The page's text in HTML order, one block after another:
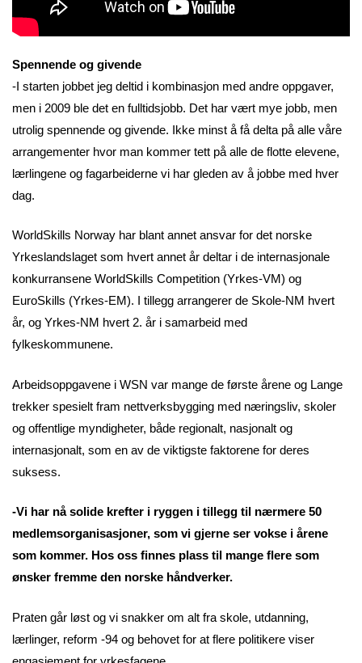
Spennende og givende
-I starten jobbet jeg deltid i kombinasjon med andre oppgaver,
men i 2009 ble det en fulltidsjobb. Det har vært mye jobb, men
utrolig spennende og givende. Ikke minst å få delta på alle våre
arrangementer hvor man kommer tett på alle de flotte elevene,
lærlingene og fagarbeiderne vi har gleden av å jobbe med hver
dag.
WorldSkills Norway har blant annet ansvar for det norske
Yrkeslandslaget som hvert annet år deltar i de internasjonale
konkurransene WorldSkills Competition (Yrkes-VM) og
EuroSkills (Yrkes-EM). I tillegg arrangerer de Skole-NM hvert
år, og Yrkes-NM hvert 2. år i samarbeid med
fylkeskommunene.
Arbeidsoppgavene i WSN var mange de første årene og Lange
trekker spesielt fram nettverksbygging med næringsliv, skoler
og offentlige myndigheter, både regionalt, nasjonalt og
internasjonalt, som en av de viktigste faktorene for deres
suksess.
-Vi har nå solide krefter i ryggen i tillegg til nærmere 50
medlemsorganisasjoner, som vi gjerne ser vokse i årene
som kommer. Hos oss finnes plass til mange flere som
ønsker fremme den norske håndverker.
Praten går løst og vi snakker om alt fra skole, utdanning,
lærlinger, reform -94 og behovet for at flere politikere viser